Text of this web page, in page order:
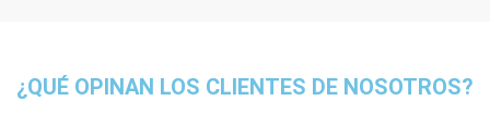
¿QUÉ OPINAN LOS CLIENTES DE NOSOTROS?